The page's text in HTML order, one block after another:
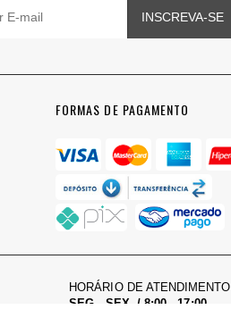
INSCREVA-SE
FORMAS DE PAGAMENTO
HORÁRIO DE ATENDIMENTO
SEG - SEX. / 8:00 - 17:00